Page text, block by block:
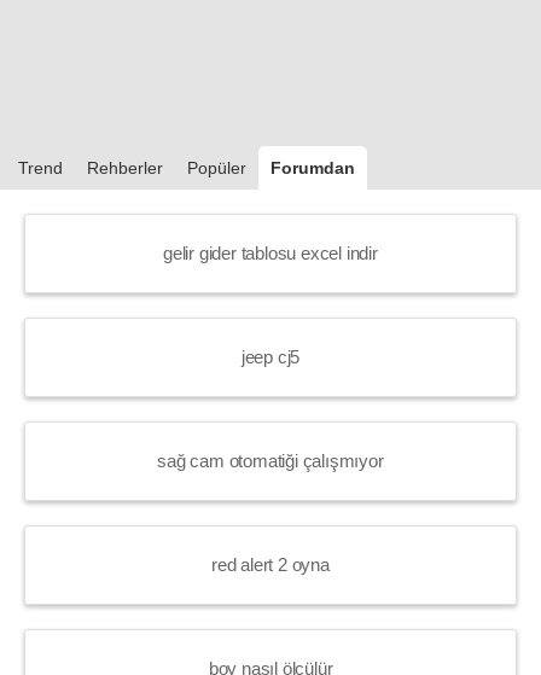
Trend Rehberler Popüler Forumdan
gelir gider tablosu excel indir
jeep cj5
sağ cam otomatiği çalışmıyor
red alert 2 oyna
boy nasıl ölçülür